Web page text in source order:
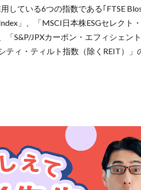
している6つの指数である｢FTSE
」、「MSCI日本株ESGセレクト
S&P/JPXカーボン・エフィシェン
ティ・ティルト指数（除くREIT）」